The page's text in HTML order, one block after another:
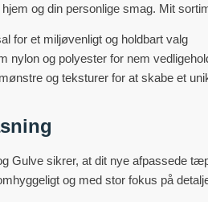
og din personlige smag. Mit
for et miljøvenligt og holdbart valg
nylon og polyester for nem
og teksturer for at skabe et
Gulve sikrer, at dit nye afpassede
og med stor fokus på